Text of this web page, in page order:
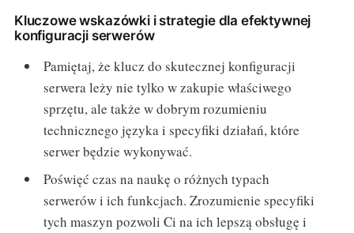
Kluczowe wskazówki i strategie dla efektywnej
konfiguracji serwerów
Pamiętaj, że klucz do skutecznej konfiguracji
serwera leży nie tylko w zakupie właściwego
sprzętu, ale także w dobrym rozumieniu
technicznego języka i specyfiki działań, które
serwer będzie wykonywać.
Poświęć czas na naukę o różnych typach
serwerów i ich funkcjach. Zrozumienie specyfiki
tych maszyn pozwoli Ci na ich lepszą obsługę i